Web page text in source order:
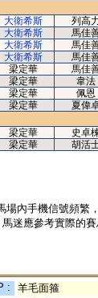
大衛希斯 列高
大衛希斯 馬佳
大衛希斯 馬佳
大衛希斯 馬佳
梁定華 馬佳
梁定華 韋法
梁定華 佩恩
梁定華 夏偉
梁定華 史卓
梁定華 胡活
內手機信號頻
迷應參考實際的賽
:
羊毛面箍